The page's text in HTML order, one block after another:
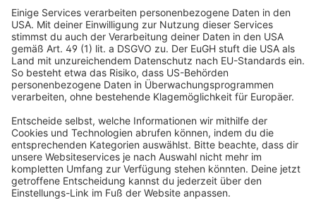
VICTORIA M
Zevra Doppelrollo / Duo Rollo | 90 x 160 cm,
dunkelgrau
Zum Klemmen, Schrauben, optional zum Kleben